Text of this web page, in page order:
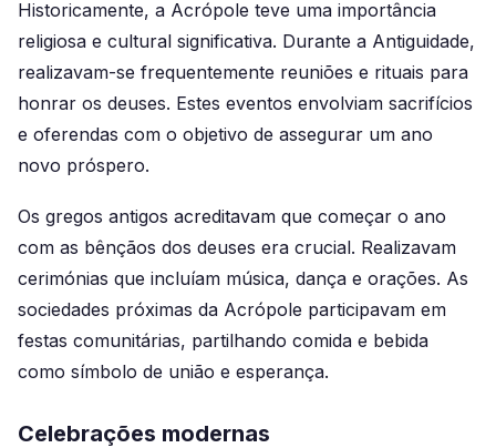
Historicamente, a Acrópole teve uma importância
religiosa e cultural significativa. Durante a Antiguidade,
realizavam-se frequentemente reuniões e rituais para
honrar os deuses. Estes eventos envolviam sacrifícios
e oferendas com o objetivo de assegurar um ano
novo próspero.
Os gregos antigos acreditavam que começar o ano
com as bênçãos dos deuses era crucial. Realizavam
cerimónias que incluíam música, dança e orações. As
sociedades próximas da Acrópole participavam em
festas comunitárias, partilhando comida e bebida
como símbolo de união e esperança.
Celebrações modernas